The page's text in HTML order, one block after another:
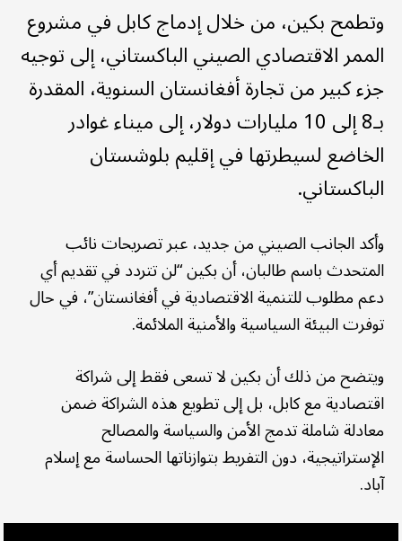
وتطمح بكين، من خلال إدماج كابل في مشروع
الممر الاقتصادي الصيني الباكستاني، إلى توجيه
جزء كبير من تجارة أفغانستان السنوية، المقدرة
بـ8 إلى 10 مليارات دولار، إلى ميناء غوادر
الخاضع لسيطرتها في إقليم بلوشستان
الباكستاني.
وأكد الجانب الصيني من جديد، عبر تصريحات نائب
المتحدث باسم طالبان، أن بكين “لن تتردد في تقديم أي
دعم مطلوب للتنمية الاقتصادية في أفغانستان”، في حال
توفرت البيئة السياسية والأمنية الملائمة.
ويتضح من ذلك أن بكين لا تسعى فقط إلى شراكة
اقتصادية مع كابل، بل إلى تطويع هذه الشراكة ضمن
معادلة شاملة تدمج الأمن والسياسة والمصالح
الإستراتيجية، دون التفريط بتوازناتها الحساسة مع إسلام
آباد.